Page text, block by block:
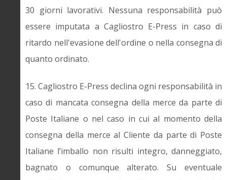
30 giorni lavorativi. Nessuna responsabilità può
essere imputata a Cagliostro E-Press in caso di
ritardo nell'evasione dell'ordine o nella consegna di
quanto ordinato.
15. Cagliostro E-Press declina ogni responsabilità in
caso di mancata consegna della merce da parte di
Poste Italiane o nel caso in cui al momento della
consegna della merce al Cliente da parte di Poste
Italiane l’imballo non risulti integro, danneggiato,
bagnato o comunque alterato. Su eventuale